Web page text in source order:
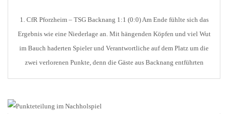
1. CfR Pforzheim – TSG Backnang 1:1 (0:0) Am Ende fühlte sich das
Ergebnis wie eine Niederlage an. Mit hängenden Köpfen und viel Wut
im Bauch haderten Spieler und Verantwortliche auf dem Platz um die
zwei verlorenen Punkte, denn die Gäste aus Backnang entführten
glücklich einen Punkt aus der Goldstadt. Auch CfR-Trainer Dirk Rohde